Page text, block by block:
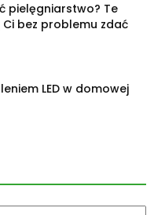
pielęgniarstwo? Te
bez problemu zdać
LED w domowej